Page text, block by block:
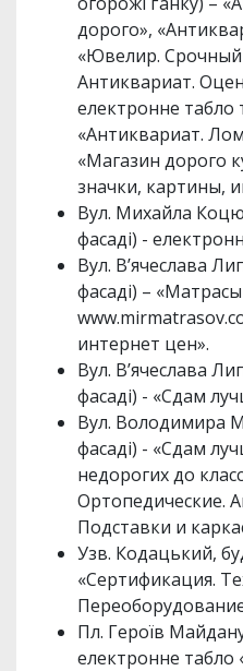
дорого»,
«Ювелир.
Антиквариат.
електронне табло
«Антиквариат.
«Магазин дорого
значки, картины,
Вул. Михайла
фасаді) -
Вул. В’ячеслава
фасаді) –
интернет цен».
Вул. В’ячеслава
фасаді) - «Сдам
Вул. Володимира
фасаді) - «Сдам
недорогих до
Ортопедические.
Подставки и
Узв. Кодацький,
«Сертификация.
Пл. Героїв
електронне табло